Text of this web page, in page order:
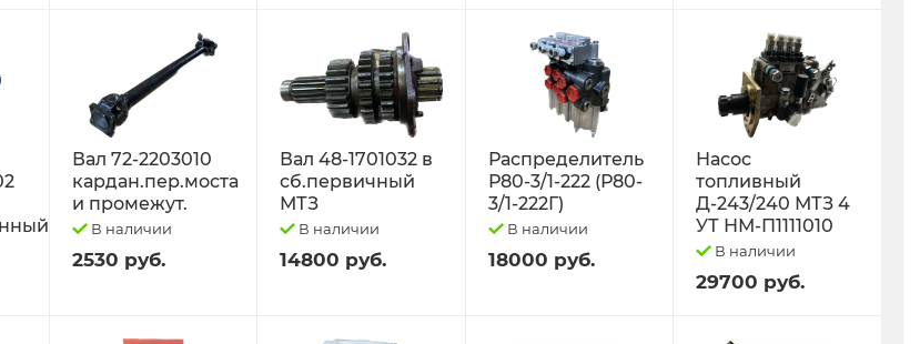
Вал 72-2203010
кардан.пер.моста
и промежут.
В наличии
2530 руб.
Вал 48-1701032 в
сб.первичный
МТЗ
В наличии
14800 руб.
Распределитель
Р80-3/1-222 (Р80-
3/1-222Г)
В наличии
18000 руб.
Насос
топливный
Д-243/240 МТЗ 4
УТ НМ-П1111010
В наличии
29700 руб.